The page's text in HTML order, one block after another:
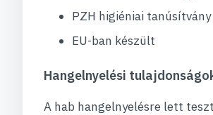
PZH higiéniai tanúsítvány
EU-ban készült
Hangelnyelési
A hab hangelnyelésre lett